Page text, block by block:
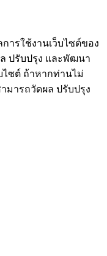
ารใช้งานเว็บไซต์ของ
ปรับปรุง และพัฒนา
ไซต์ ถ้าหากท่านไม่
มารถวัดผล ปรับปรุง